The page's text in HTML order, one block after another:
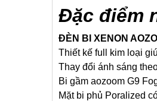
Đặc điểm
ĐÈN BI XENON
Thiết kế full kim loại
Thay đổi ánh sáng
Bi gầm aozoom G9
Mặt bi phủ Poralized